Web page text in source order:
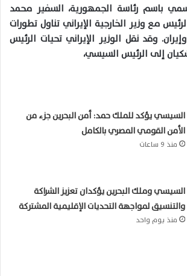
باسم رئاسة الجمهورية، السفير محمد
مع وزير الخارجية الإيراني تناول تطورات
وقد نقل الوزير الإيراني تحيات الرئيس
إلى الرئيس السيسي،
السيسي يؤكد للملك حمد: أمن البحرين جزء من
الأمن القومي المصري بالكامل
منذ 9 ساعات
السيسي وملك البحرين يؤكدان تعزيز الشراكة
والتنسيق لمواجهة التحديات الإقليمية المشتركة
منذ يوم واحد